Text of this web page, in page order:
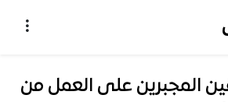
المجبرين على العمل من